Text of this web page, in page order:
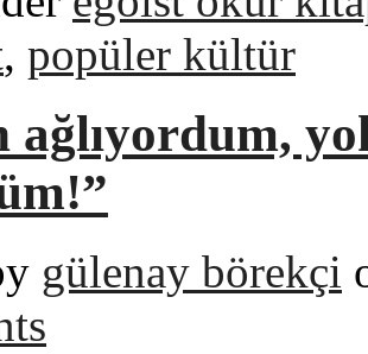
, popüler kültür
ağlıyordum,
gülenay börekçi